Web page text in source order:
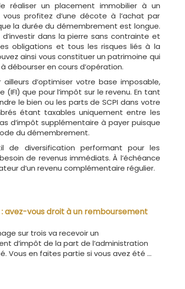
réaliser un placement immobilier à un
profitez d’une décote à l’achat par
la durée du démembrement est longue.
dans la pierre sans contrainte et
obligations et tous les risques liés à la
ainsi vous constituer un patrimoine qui
débourser en cours d’opération.
d’optimiser votre base imposable,
que pour l’impôt sur le revenu. En tant
le bien ou les parts de SCPI dans votre
étant taxables uniquement entre les
d’impôt supplémentaire à payer puisque
du démembrement.
de diversification performant pour les
de revenus immédiats. À l’échéance
d’un revenu complémentaire régulier.
avez-vous droit à un remboursement
sur trois va recevoir un
d’impôt de la part de l’administration
Vous en faites partie si vous avez été ...